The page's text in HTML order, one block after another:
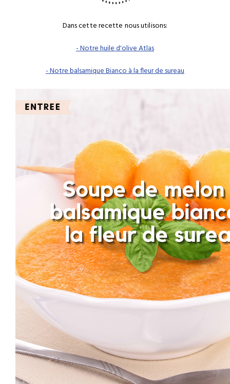
Dans cette recette nous utilisons:
- Notre huile d'olive Atlas
- Notre balsamique Bianco à la fleur de sureau